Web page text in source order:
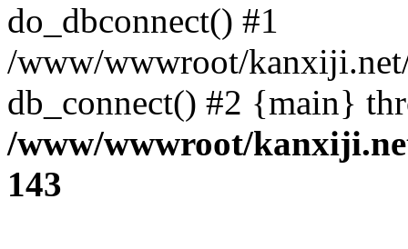
do_dbconnect() #1
/www/wwwroot/
db_connect() #2 {main}
/www/wwwroot/
143